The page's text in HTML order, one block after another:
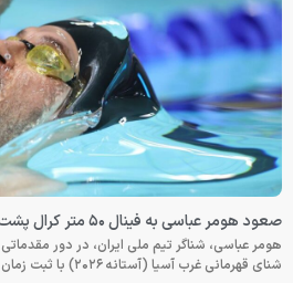
صعود هومر عباسی به فینال ۵۰ متر کرال پشت مسابقات غرب آسیا
شنای قهرمانی غرب آسیا (آستانه ۲۰۲۶) با ثبت زمان ۲۵.۶۷ ثانیه در جایگاه نخست قرار